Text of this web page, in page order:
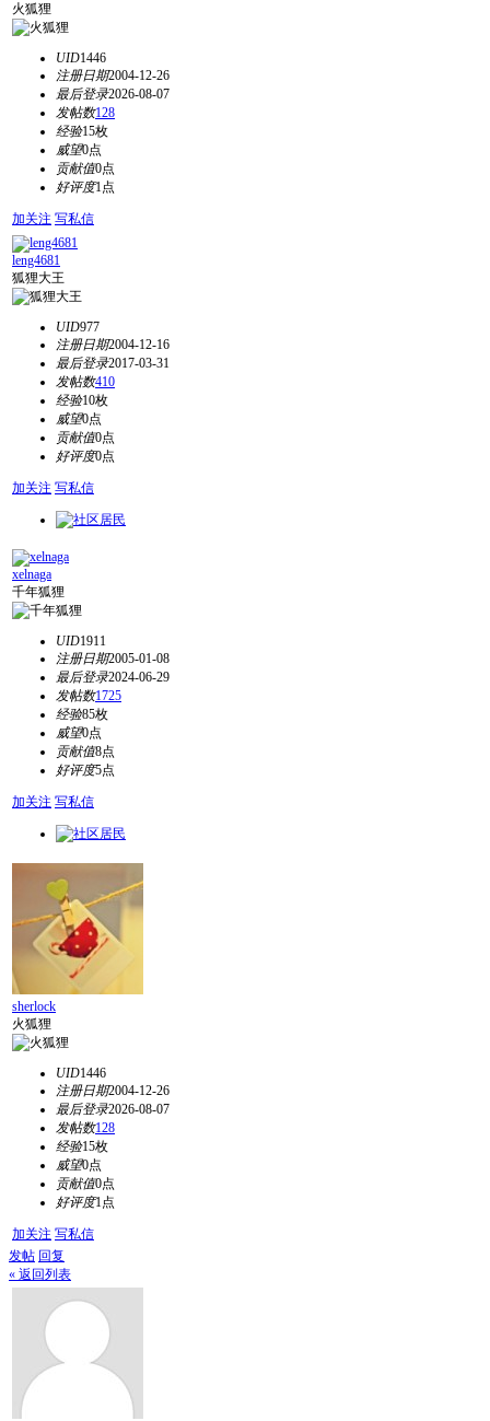
火狐狸
UID1446
注册日期2004-12-26
最后登录2026-08-07
发帖数128
经验15枚
威望0点
贡献值0点
好评度1点
加关注 写私信
leng4681
狐狸大王
UID977
注册日期2004-12-16
最后登录2017-03-31
发帖数410
经验10枚
威望0点
贡献值0点
好评度0点
加关注 写私信
xelnaga
千年狐狸
UID1911
注册日期2005-01-08
最后登录2024-06-29
发帖数1725
经验85枚
威望0点
贡献值8点
好评度5点
加关注 写私信
sherlock
火狐狸
UID1446
注册日期2004-12-26
最后登录2026-08-07
发帖数128
经验15枚
威望0点
贡献值0点
好评度1点
加关注 写私信
发帖 回复
« 返回列表